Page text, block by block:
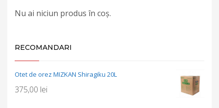
Nu ai niciun produs în coș.
RECOMANDARI
Otet de orez MIZKAN Shiragiku 20L
375,00 lei